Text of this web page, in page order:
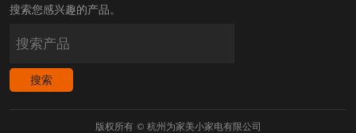
搜索您感兴趣的产品。
版权所有 © 杭州为家美小家电有限公司